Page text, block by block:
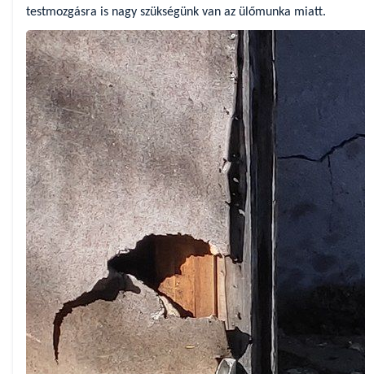
testmozgásra is nagy szükségünk van az ülőmunka miatt.